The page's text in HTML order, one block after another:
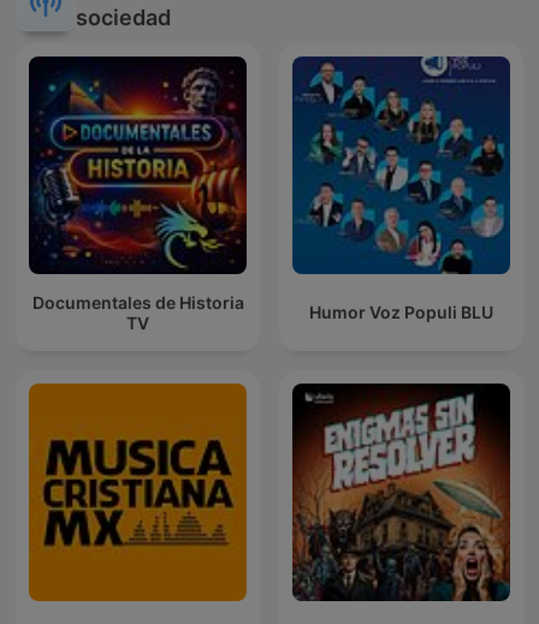
sociedad
Documentales de Historia
TV
Humor Voz Populi BLU